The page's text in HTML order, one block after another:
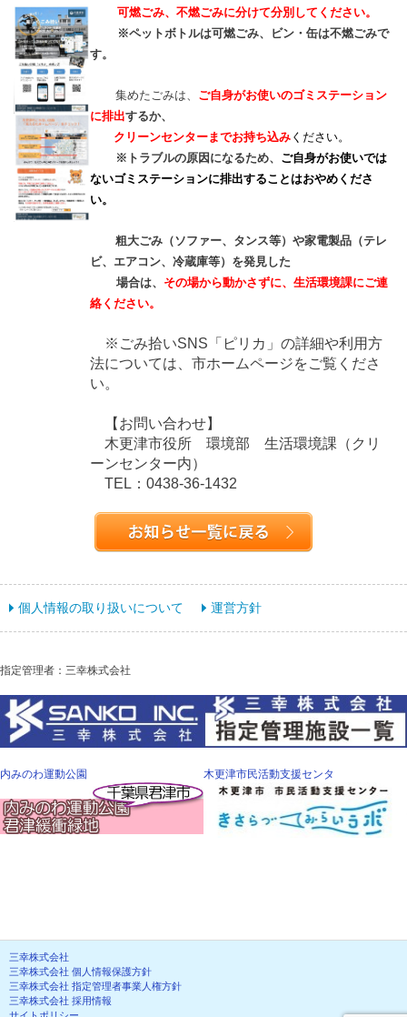
可燃ごみ、不燃ごみに分けて分別してください。
※ペットボトルは可燃ごみ、ビン・缶は不燃ごみで
す。
集めたごみは、 ご自身がお使いのゴミステーション
に排出するか、
クリーンセンターまでお持ち込み ください。
※トラブルの原因になるため、 ご自身がお使いでは
ないゴミステーションに排出することはおやめくださ
い。
粗大ごみ（ソファー、タンス等）や家電製品（テレ
ビ、エアコン、冷蔵庫等） を発見した
場合は、 その場から動かさずに、生活環境課にご連
絡ください。
※ごみ拾いSNS「ピリカ」の詳細や利用方
法については、 市ホームページをご覧くださ
い。
【お問い合わせ】
木更津市役所 環境部 生活環境課（クリ
ーンセンター内）
TEL：0438-36-1432
個人情報の取り扱いについて 運営方針
指定管理者：三幸株式会社